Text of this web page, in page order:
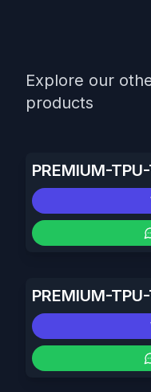
Explore our
products
PREMIUM-
PREMIUM-